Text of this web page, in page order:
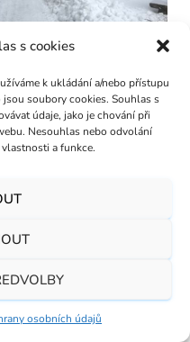
s cookies
k ukládání a/nebo přístupu
soubory cookies. Souhlas s
údaje, jako je chování při
Nesouhlas nebo odvolání
a funkce.
osobních údajů